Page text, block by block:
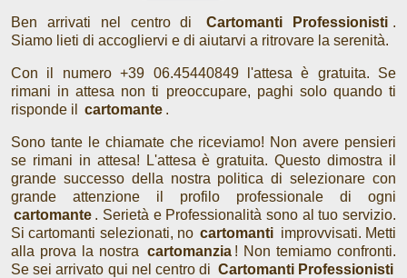
Ben arrivati nel centro di Cartomanti Professionisti .
Siamo lieti di accogliervi e di aiutarvi a ritrovare la serenità.
Con il numero +39 06.45440849 l'attesa è gratuita. Se
rimani in attesa non ti preoccupare, paghi solo quando ti
risponde il
cartomante .
Sono tante le chiamate che riceviamo! Non avere pensieri
se rimani in attesa! L'attesa è gratuita. Questo dimostra il
grande successo della nostra politica di selezionare con
grande attenzione il profilo professionale di ogni
cartomante . Serietà e Professionalità sono al tuo servizio.
Si cartomanti selezionati, no cartomanti improvvisati. Metti
alla prova la nostra cartomanzia ! Non temiamo confronti.
Se sei arrivato qui nel centro di Cartomanti Professionisti